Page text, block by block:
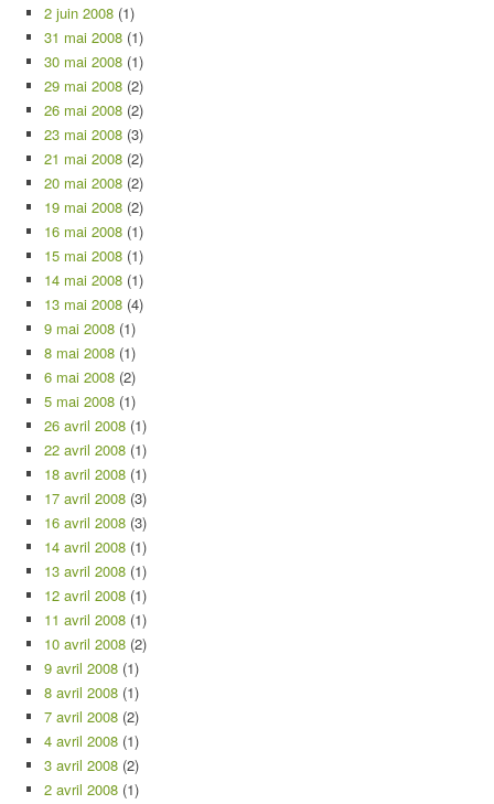
2 juin 2008 (1)
31 mai 2008 (1)
30 mai 2008 (1)
29 mai 2008 (2)
26 mai 2008 (2)
23 mai 2008 (3)
21 mai 2008 (2)
20 mai 2008 (2)
19 mai 2008 (2)
16 mai 2008 (1)
15 mai 2008 (1)
14 mai 2008 (1)
13 mai 2008 (4)
9 mai 2008 (1)
8 mai 2008 (1)
6 mai 2008 (2)
5 mai 2008 (1)
26 avril 2008 (1)
22 avril 2008 (1)
18 avril 2008 (1)
17 avril 2008 (3)
16 avril 2008 (3)
14 avril 2008 (1)
13 avril 2008 (1)
12 avril 2008 (1)
11 avril 2008 (1)
10 avril 2008 (2)
9 avril 2008 (1)
8 avril 2008 (1)
7 avril 2008 (2)
4 avril 2008 (1)
3 avril 2008 (2)
2 avril 2008 (1)